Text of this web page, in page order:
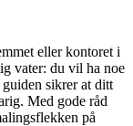
eller kontoret i
vater: du vil ha noe
sikrer at ditt
Med gode råd
på